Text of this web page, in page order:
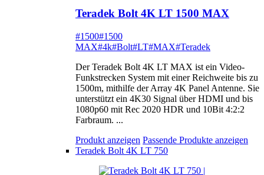
Teradek Bolt 4K LT 1500 MAX
#1500#1500
MAX#4k#Bolt#LT#MAX#Teradek
Der Teradek Bolt 4K LT MAX ist ein Video-
Funkstrecken System mit einer Reichweite bis zu
1500m, mithilfe der Array 4K Panel Antenne. Sie
unterstützt ein 4K30 Signal über HDMI und bis
1080p60 mit Rec 2020 HDR und 10Bit 4:2:2
Farbraum. ...
Produkt anzeigen Passende Produkte anzeigen
Teradek Bolt 4K LT 750